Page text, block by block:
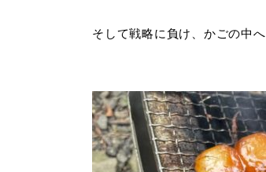
そして戦略に負け、かごの中へ